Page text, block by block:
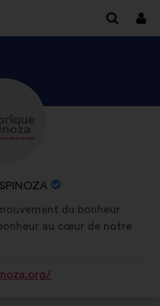
PATIKRINKITE
FABRIQUE
Biografija:
du bonheur
au cœur de notre